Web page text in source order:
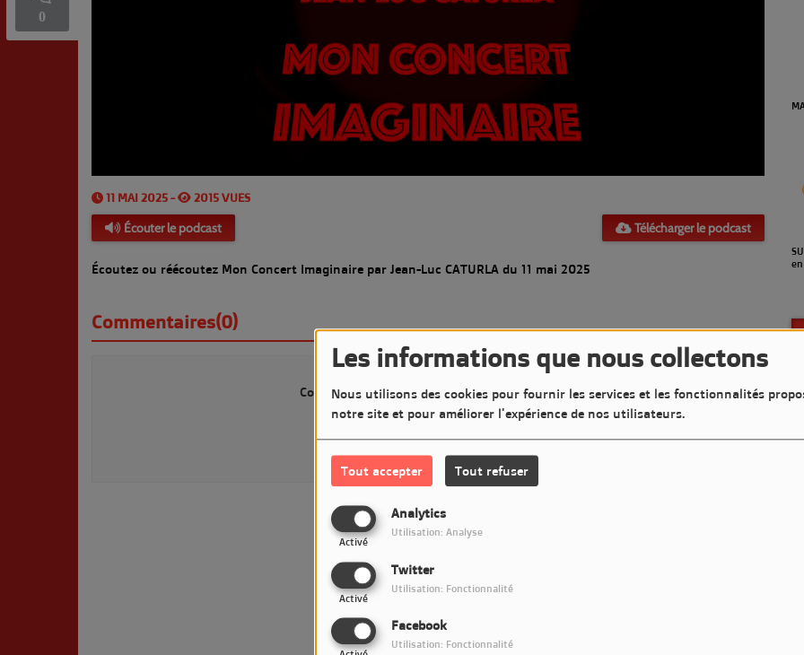
Les informations que nous collectons
Nous utilisons des cookies pour fournir les services et les fonctionnalités
notre site et pour améliorer l'expérience de nos utilisateurs.
Tout accepter Tout refuser
Analytics
Activé
Utilisation: Analyse
Twitter
Activé
Utilisation: Fonctionnalité
Facebook
Utilisation: Fonctionnalité
0
11 MAI 2025 - 2015 VUES
Écouter le podcast Télécharger le podcast
Écoutez ou réécoutez Mon Concert Imaginaire par Jean-Luc CATURLA du 11 mai 2025
Commentaires(0)
Connectez-vous pour commenter cet article